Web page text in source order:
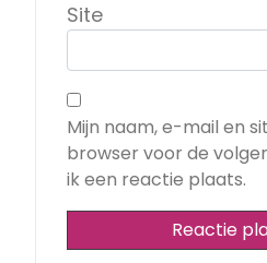
Site
Mijn naam, e-mail en
browser voor de
ik een reactie plaats.